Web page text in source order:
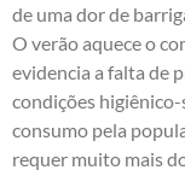
de uma dor de
O verão aquece o
evidencia a falta de
condições
consumo pela
requer muito mais